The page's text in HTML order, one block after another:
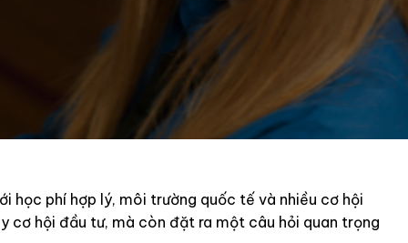
học phí hợp lý, môi trường quốc tế và nhiều cơ hội
cơ hội đầu tư, mà còn đặt ra một câu hỏi quan trọng